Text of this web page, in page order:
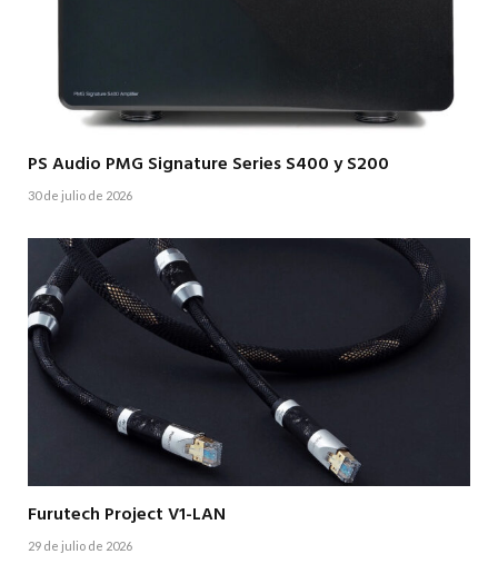
PS Audio PMG Signature Series S400 y S200
30 de julio de 2026
Furutech Project V1-LAN
29 de julio de 2026